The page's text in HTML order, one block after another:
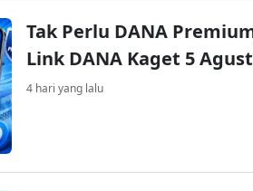
Tak Perlu DANA
Link DANA Kaget 5
4 hari yang lalu